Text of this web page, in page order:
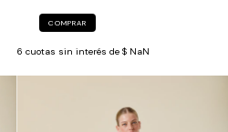
COMPRAR
6 cuotas sin interés de $ NaN